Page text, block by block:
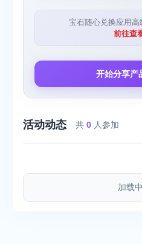
宝石随心兑换应用
前往查
开始分享产
活动动态 共0 人参加
加载中